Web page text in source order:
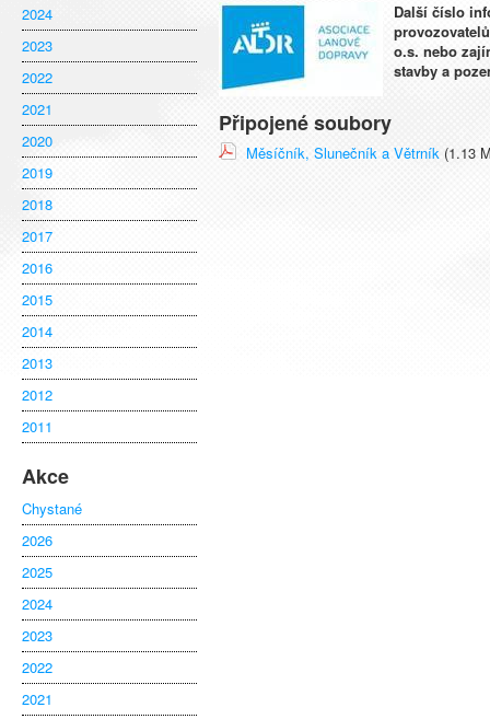
2024
2023
2022
2021
2020
2019
2018
2017
2016
2015
2014
2013
2012
2011
Akce
Chystané
2026
2025
2024
2023
2022
2021
Další číslo
o.s. nebo
stavby a
Připojené soubory
Měsíčník, Slunečník a Větrník (1.13